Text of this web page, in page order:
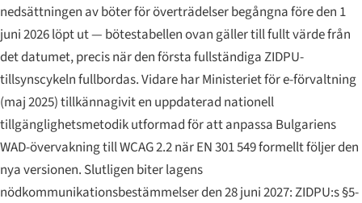
nedsättningen av böter för överträdelser begångna före den 1
juni 2026 löpt ut — bötestabellen ovan gäller till fullt värde från
det datumet, precis när den första fullständiga ZIDPU-
tillsynscykeln fullbordas. Vidare har Ministeriet för e-förvaltning
(maj 2025) tillkännagivit en uppdaterad nationell
tillgänglighetsmetodik utformad för att anpassa Bulgariens
WAD-övervakning till WCAG 2.2 när EN 301 549 formellt följer den
nya versionen. Slutligen biter lagens
nödkommunikationsbestämmelser den 28 juni 2027: ZIDPU:s §5-